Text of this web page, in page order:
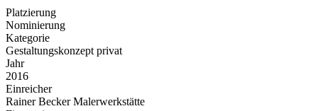
Platzierung
Nominierung
Kategorie
Gestaltungskonzept privat
Jahr
2016
Einreicher
Rainer Becker Malerwerkstätte